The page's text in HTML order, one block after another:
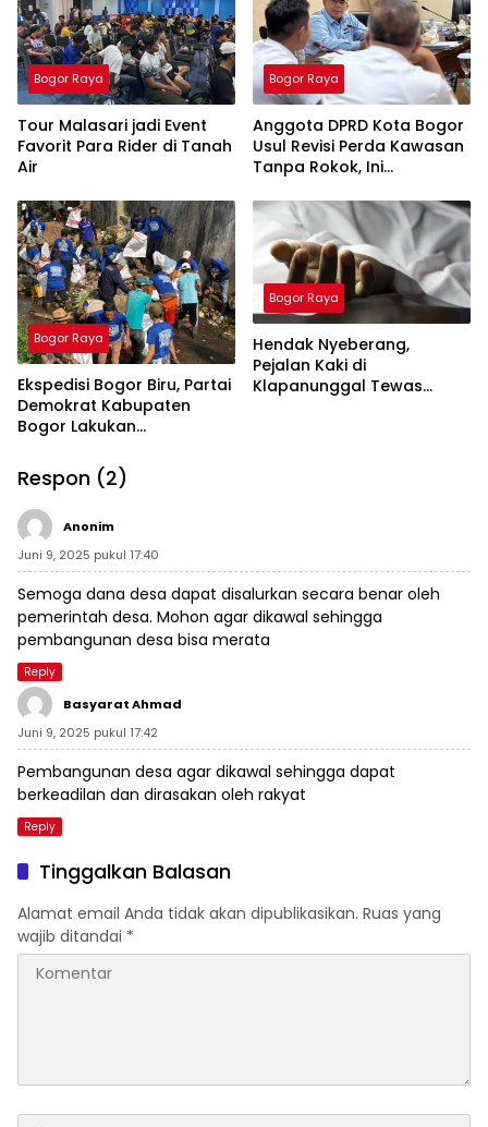
Bogor Raya
Tour Malasari jadi Event
Favorit Para Rider di Tanah
Air
Bogor Raya
Anggota DPRD Kota Bogor
Usul Revisi Perda Kawasan
Tanpa Rokok, Ini
Bogor Raya
Ekspedisi Bogor Biru, Partai
Demokrat Kabupaten
Bogor Lakukan
Jasinga
Bogor Raya
Hendak Nyeberang,
Pejalan Kaki di
Klapanunggal Tewas
Respon (2)
Anonim
Juni 9, 2025 pukul 17:40
Semoga dana desa dapat disalurkan secara benar oleh
pemerintah desa. Mohon agar dikawal sehingga
pembangunan desa bisa merata
Reply
Basyarat Ahmad
Juni 9, 2025 pukul 17:42
Pembangunan desa agar dikawal sehingga dapat
berkeadilan dan dirasakan oleh rakyat
Reply
Tinggalkan Balasan
Alamat email Anda tidak akan dipublikasikan. Ruas yang
wajib ditandai *